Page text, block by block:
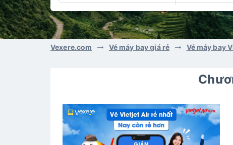
Vexere.com Vé máy bay giá rẻ Vé máy bay